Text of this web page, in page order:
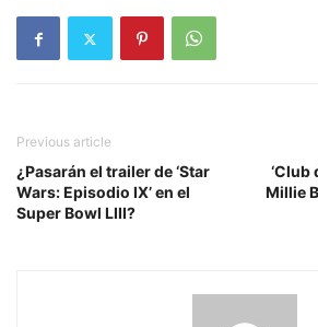
Previous article
¿Pasarán el trailer de ‘Star
Wars: Episodio IX’ en el
Super Bowl LIII?
‘Club
Millie